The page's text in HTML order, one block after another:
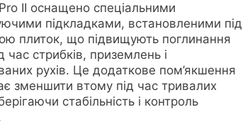
II оснащено спеціальними
підкладками, встановленими під
плиток, що підвищують поглинання
час стрибків, приземлень і
рухів. Це додаткове пом’якшення
зменшити втому під час тривалих
стабільність і контроль